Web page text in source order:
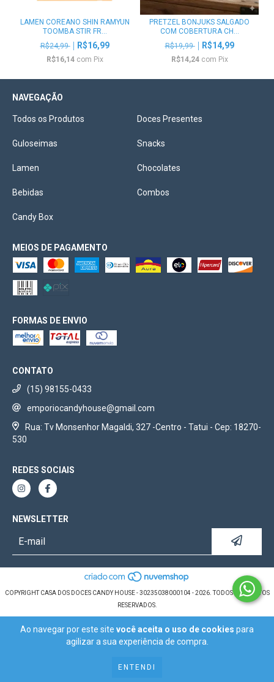
Ao navegar por este site você aceita o uso de cookies para
agilizar a sua experiência de compra.
ENTENDI
LAMEN COREANO SHIN RAMYUN
TOOMBA STIR FR...
R$24,99
R$16,99
R$16,14 com Pix
PRETZEL BONJUKS SALGADO
COM COBERTURA CH...
R$19,99
R$14,99
R$14,24 com Pix
NAVEGAÇÃO
Todos os Produtos Doces Presentes
Guloseimas Snacks
Lamen Chocolates
Bebidas Combos
Candy Box
MEIOS DE PAGAMENTO
FORMAS DE ENVIO
CONTATO
(15) 98155-0433
emporiocandyhouse@gmail.com
Rua: Tv Monsenhor Magaldi, 327 -Centro - Tatui - Cep: 18270-
530
REDES SOCIAIS
NEWSLETTER
COPYRIGHT CASA DOS DOCES CANDY HOUSE - 30235038000104 - 2026. TODOS OS DIREITOS
RESERVADOS.